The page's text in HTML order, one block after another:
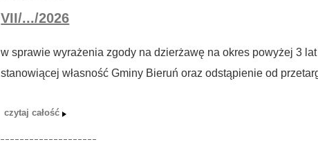
VII/.../2026
w sprawie wyrażenia zgody na dzierżawę na okres powyżej 3
stanowiącej własność Gminy Bieruń oraz odstąpienie od